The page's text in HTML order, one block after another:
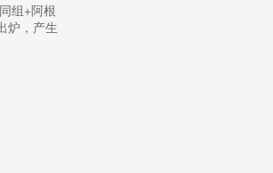
组+阿根
炉，产生